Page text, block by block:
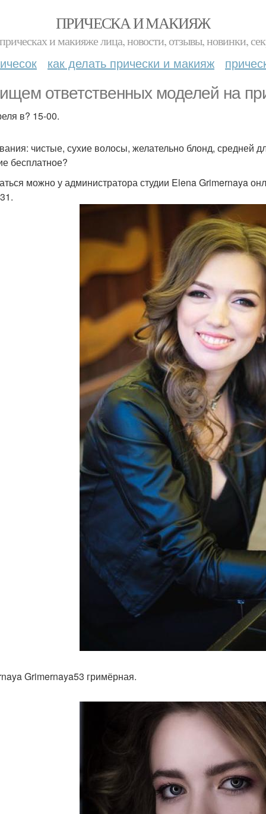
ПРИЧЕСКА И МАКИЯЖ
и макияже лица, новости, отзывы, новинки,
как делать прически и макияж
ответственных моделей на
в? 15-00.
чистые, сухие волосы, желательно блонд, средней
бесплатное?
можно у администратора студии Elena Grimernaya
Grimernaya53 гримёрная.